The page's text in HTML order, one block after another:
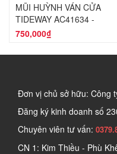
MŨI HUỲNH VÁN CỬA
TIDEWAY AC41634 -
1/2*86.7MM
750,000₫
Đơn vị chủ sở hữu: Công
Đăng ký kinh doanh số
Chuyên viên tư vấn:
CN 1: Kim Thiều - Phù